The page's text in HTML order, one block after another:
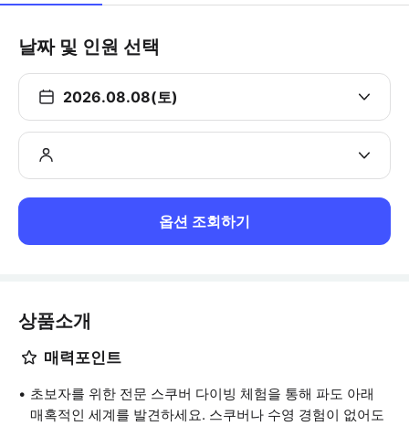
날짜 및 인원 선택
2026.08.08(토)
옵션 조회하기
상품소개
매력포인트
초보자를 위한 전문 스쿠버 다이빙 체험을 통해 파도 아래
매혹적인 세계를 발견하세요. 스쿠버나 수영 경험이 없어도